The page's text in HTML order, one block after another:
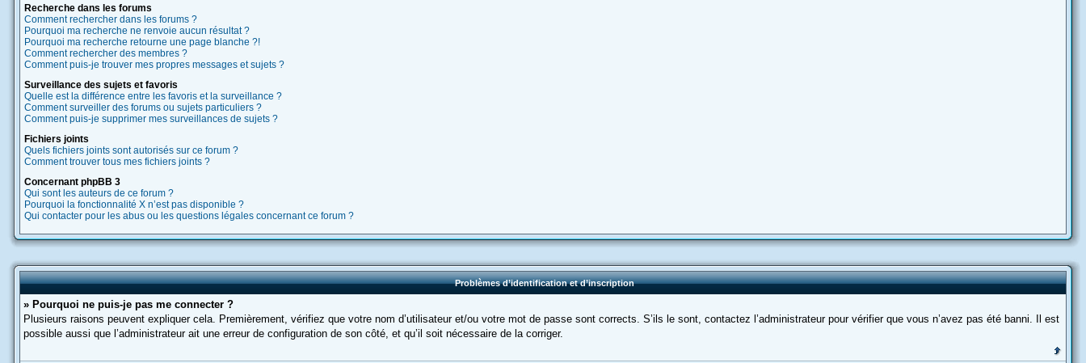
Recherche dans les forums
Comment rechercher dans les forums ?
Pourquoi ma recherche ne renvoie aucun résultat ?
Pourquoi ma recherche retourne une page blanche ?!
Comment rechercher des membres ?
Comment puis-je trouver mes propres messages et sujets ?
Surveillance des sujets et favoris
Quelle est la différence entre les favoris et la surveillance ?
Comment surveiller des forums ou sujets particuliers ?
Comment puis-je supprimer mes surveillances de sujets ?
Fichiers joints
Quels fichiers joints sont autorisés sur ce forum ?
Comment trouver tous mes fichiers joints ?
Concernant phpBB 3
Qui sont les auteurs de ce forum ?
Pourquoi la fonctionnalité X n’est pas disponible ?
Qui contacter pour les abus ou les questions légales concernant ce forum ?
Problèmes d’identification et d’inscription
» Pourquoi ne puis-je pas me connecter ?
Plusieurs raisons peuvent expliquer cela. Premièrement, vérifiez que votre nom d’utilisateur et/ou votre mot de passe sont corrects. S’ils le sont, contactez l’administrateur pour vérifier que vous n’avez pas été banni. Il est
possible aussi que l’administrateur ait une erreur de configuration de son côté, et qu’il soit nécessaire de la corriger.